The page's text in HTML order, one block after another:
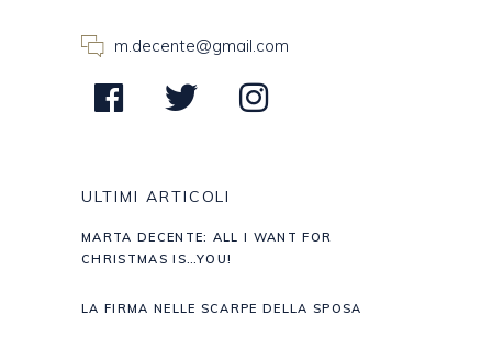
m.decente@gmail.com
ULTIMI ARTICOLI
MARTA DECENTE: ALL I WANT FOR
CHRISTMAS IS…YOU!
LA FIRMA NELLE SCARPE DELLA SPOSA